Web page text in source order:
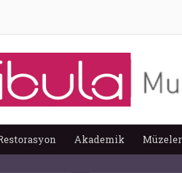
Akademik Müzeler